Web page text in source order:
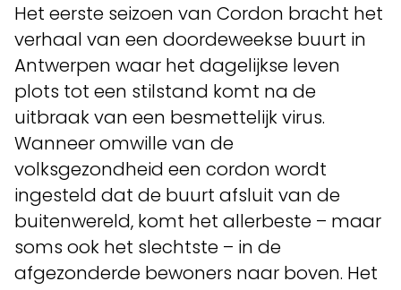
Het eerste seizoen van Cordon bracht het
verhaal van een doordeweekse buurt in
Antwerpen waar het dagelijkse leven
plots tot een stilstand komt na de
uitbraak van een besmettelijk virus.
Wanneer omwille van de
volksgezondheid een cordon wordt
ingesteld dat de buurt afsluit van de
buitenwereld, komt het allerbeste – maar
soms ook het slechtste – in de
afgezonderde bewoners naar boven. Het